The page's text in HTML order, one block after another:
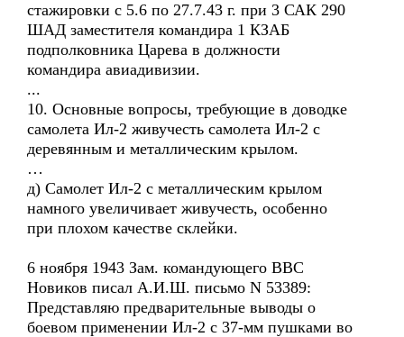
стажировки с 5.6 по 27.7.43 г. при 3 САК 290
ШАД заместителя командира 1 КЗАБ
подполковника Царева в должности
командира авиадивизии.
...
10. Основные вопросы, требующие в доводке
самолета Ил-2 живучесть самолета Ил-2 с
деревянным и металлическим крылом.
…
д) Самолет Ил-2 с металлическим крылом
намного увеличивает живучесть, особенно
при плохом качестве склейки.
6 ноября 1943 Зам. командующего ВВС
Новиков писал А.И.Ш. письмо N 53389:
Представляю предварительные выводы о
боевом применении Ил-2 с 37-мм пушками во